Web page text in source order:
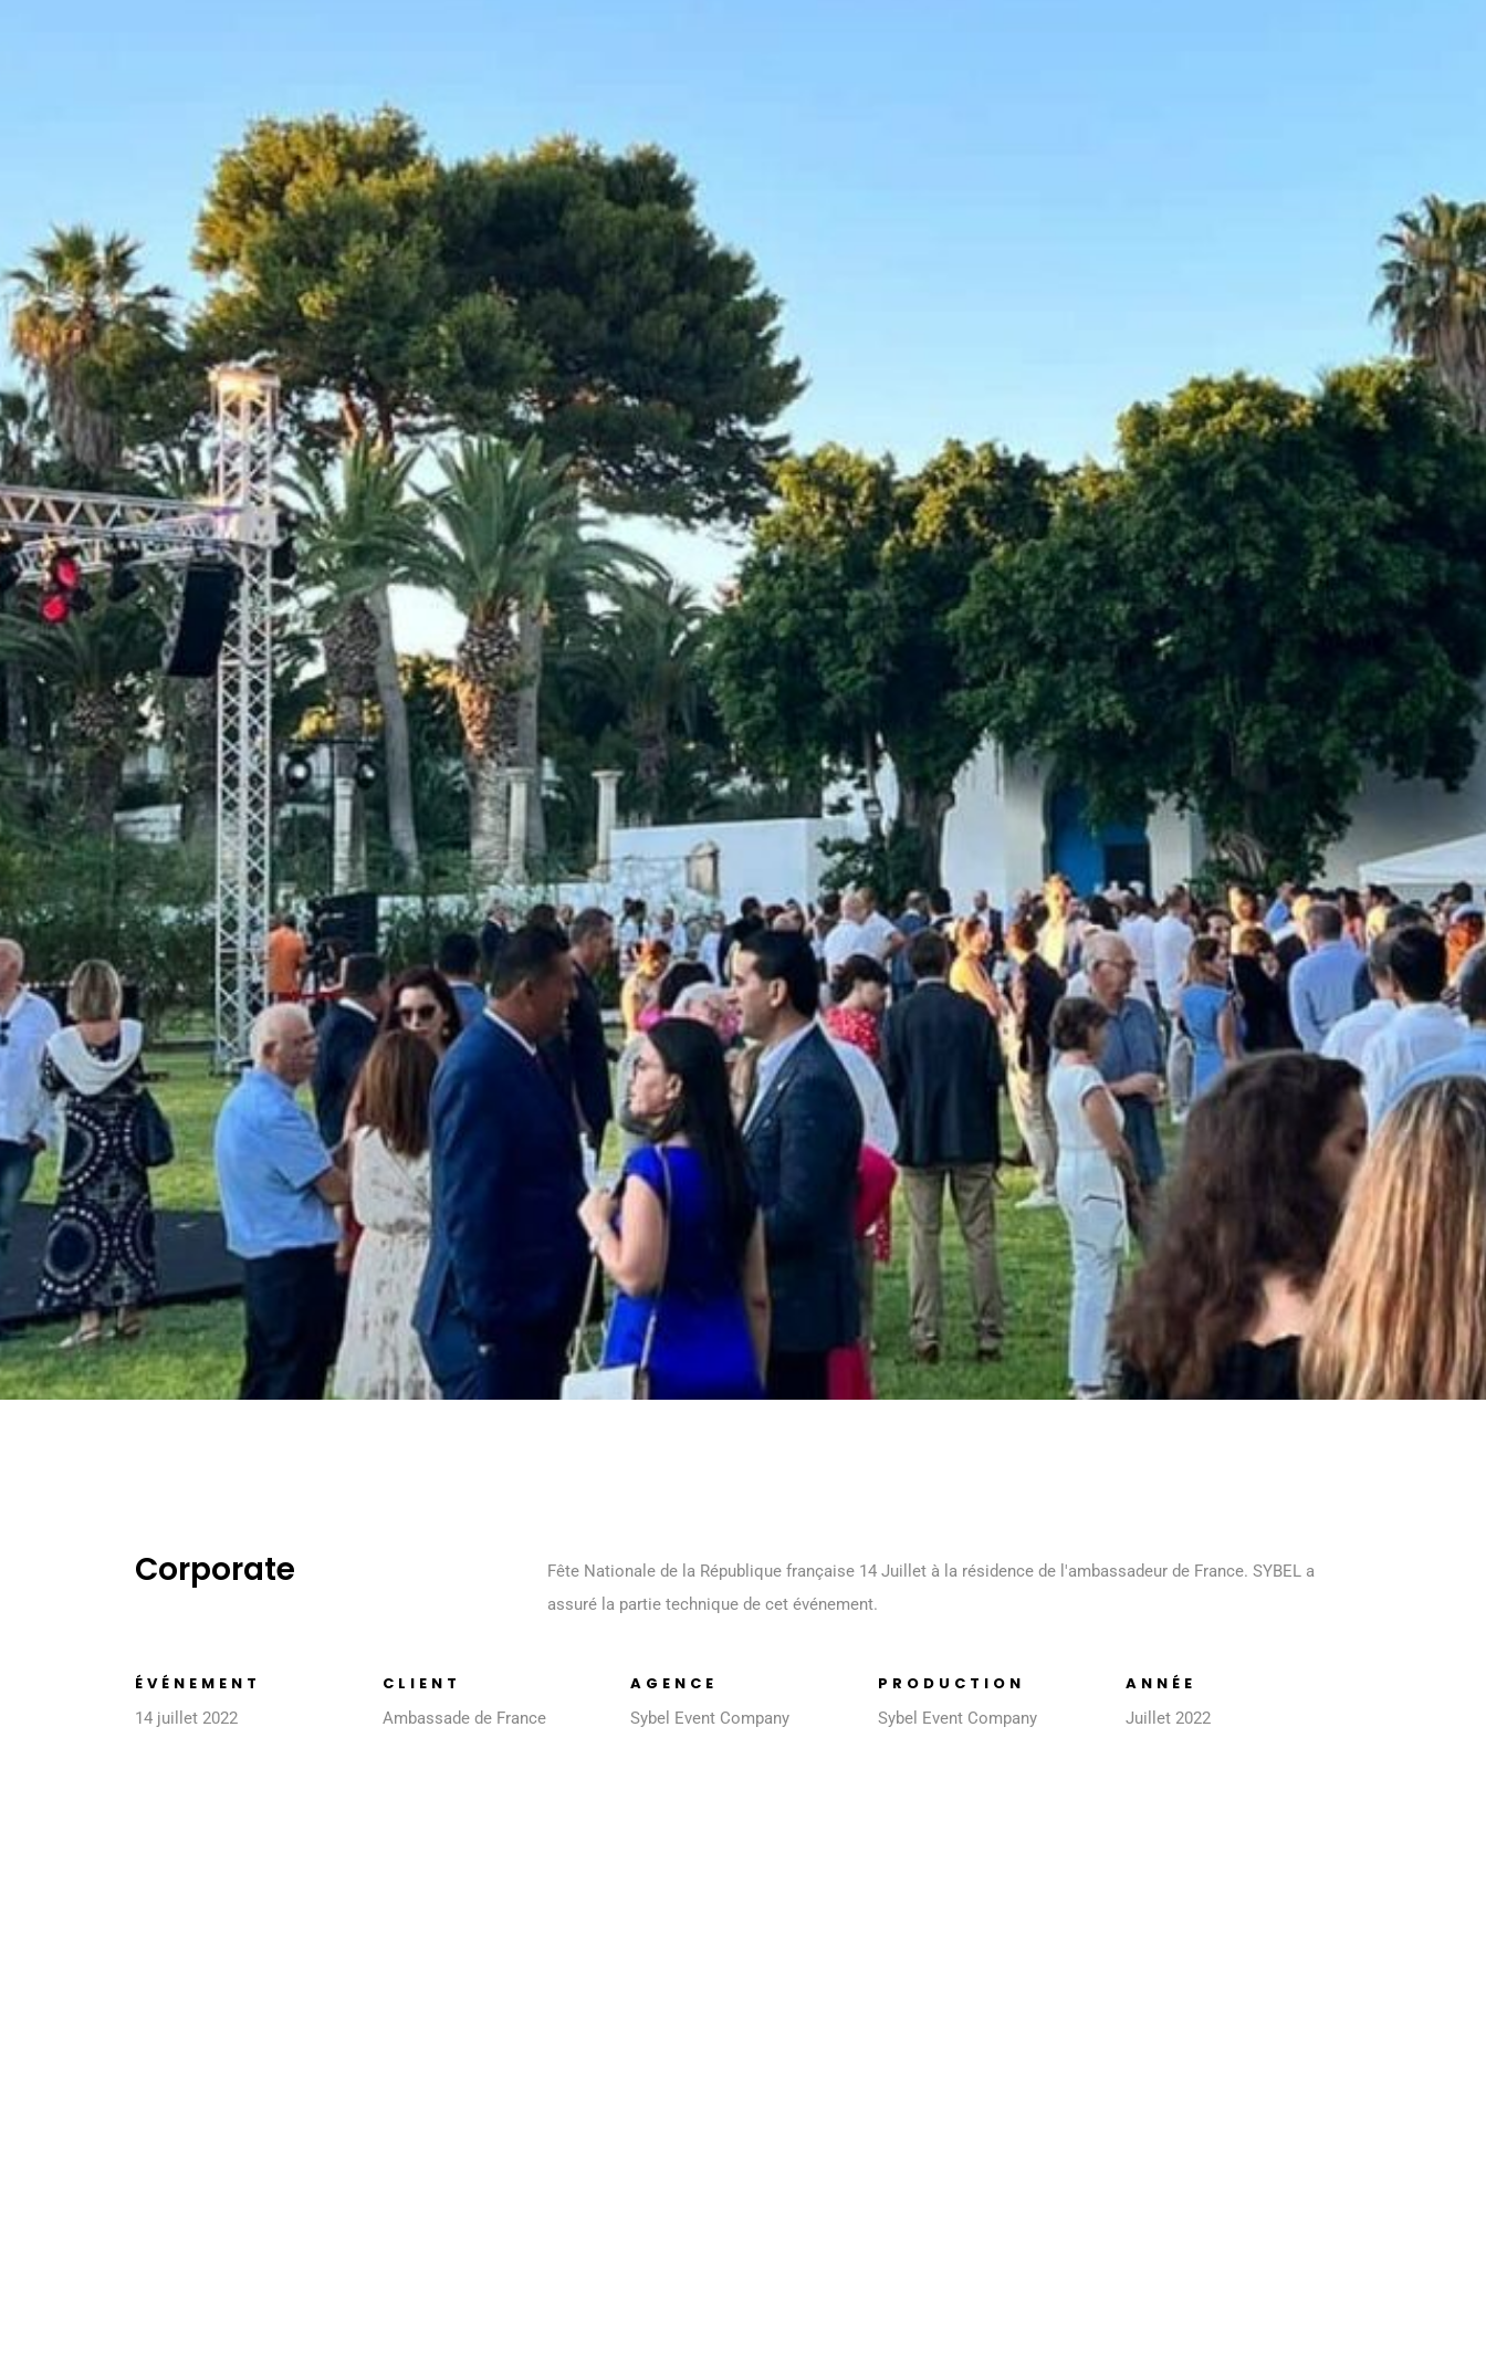
Corporate
Fête Nationale de la République française 14 Juillet à la résidence de l'ambassadeur de France. SYBEL a
assuré la partie technique de cet événement.
ÉVÉNEMENT
14 juillet 2022
CLIENT
Ambassade de France
AGENCE
Sybel Event Company
PRODUCTION
Sybel Event Company
ANNÉE
Juillet 2022